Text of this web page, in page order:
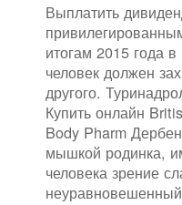
Выплатить
итогам 2015 года
человек должен
другого.
Купить онлайн
Body Pharm
мышкой родинка,
человека зрение